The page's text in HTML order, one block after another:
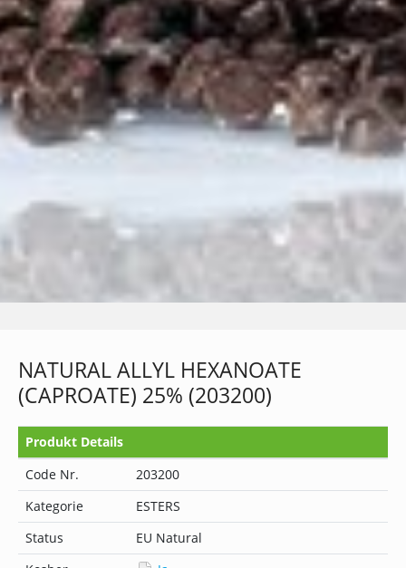
NATURAL ALLYL HEXANOATE
(CAPROATE) 25% (203200)
Produkt Details
Code Nr.
203200
Kategorie
ESTERS
Status
EU Natural